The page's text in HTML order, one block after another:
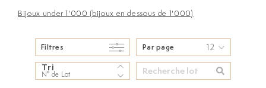
Bijoux under 1'000 (bijoux en dessous de 1'000)
Filtres Par page 12
Tri
N° de Lot